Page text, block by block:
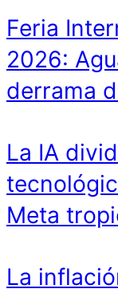
Feria
2026:
derrama
La IA
Meta
La